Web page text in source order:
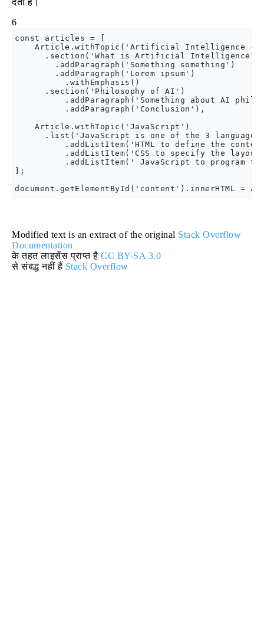
देता है।
6
const articles = [
Article.withTopic('Artificial Intelligence -
.section('What is Artificial
        .addParagraph('Something something')
        .addParagraph('Lorem ipsum')
          .withEmphasis()
      .section('Philosophy of AI')
.addParagraph('Something about AI
          .addParagraph('Conclusion'),
    Article.withTopic('JavaScript')
.list('JavaScript is one of the 3
.addListItem('HTML to define the
.addListItem('CSS to specify the layout
.addListItem(' JavaScript to program
];
Modified text is an extract of the original Stack Overflow
Documentation
के तहत लाइसेंस प्राप्त है CC BY-SA 3.0
से संबद्ध नहीं है Stack Overflow